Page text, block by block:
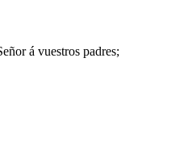
á vuestros padres;